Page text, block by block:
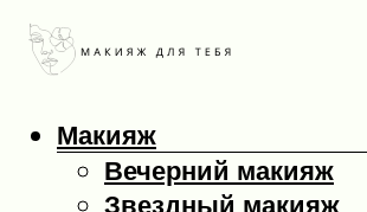
Макияж
Вечерний макияж
Звездный макияж